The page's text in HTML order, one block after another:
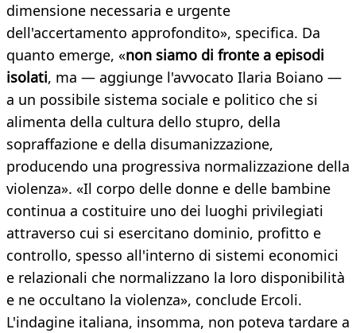
dimensione necessaria e urgente
dell'accertamento approfondito», specifica. Da
quanto emerge, «non siamo di fronte a episodi
isolati, ma — aggiunge l'avvocato Ilaria Boiano —
a un possibile sistema sociale e politico che si
alimenta della cultura dello stupro, della
sopraffazione e della disumanizzazione,
producendo una progressiva normalizzazione della
violenza». «Il corpo delle donne e delle bambine
continua a costituire uno dei luoghi privilegiati
attraverso cui si esercitano dominio, profitto e
controllo, spesso all'interno di sistemi economici
e relazionali che normalizzano la loro disponibilità
e ne occultano la violenza», conclude Ercoli.
L'indagine italiana, insomma, non poteva tardare a